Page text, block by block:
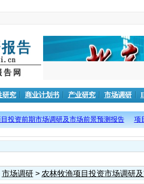
研究 商业计划书 产业研究 市场调研
投资前期市场调研及市场前景预测报告 项
市场调研> 农林牧渔项目投资市场调研